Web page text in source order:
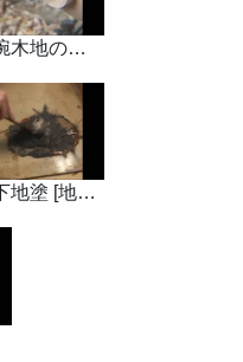
輪島塗 下地塗 [地の粉合わせ]